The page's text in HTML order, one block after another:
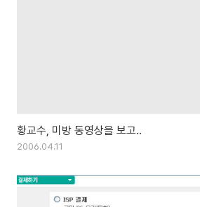
황교수, 미방 동영상을 보고..
2006.04.11